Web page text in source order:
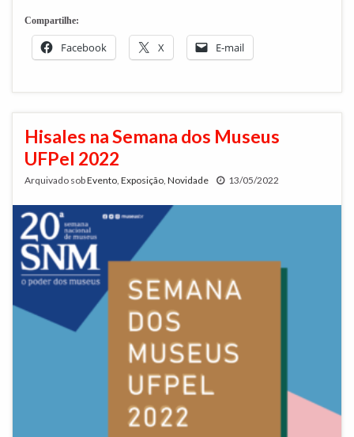
Compartilhe:
Facebook X E-mail
Hisales na Semana dos Museus
UFPel 2022
Arquivado sobEvento, Exposição, Novidade 13/05/2022